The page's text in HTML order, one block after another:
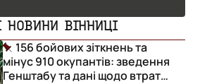
НОВИНИ ВІННИЦІ
156 бойових зіткнень та
мінус 910 окупантів: зведення
Генштабу та дані щодо втрат